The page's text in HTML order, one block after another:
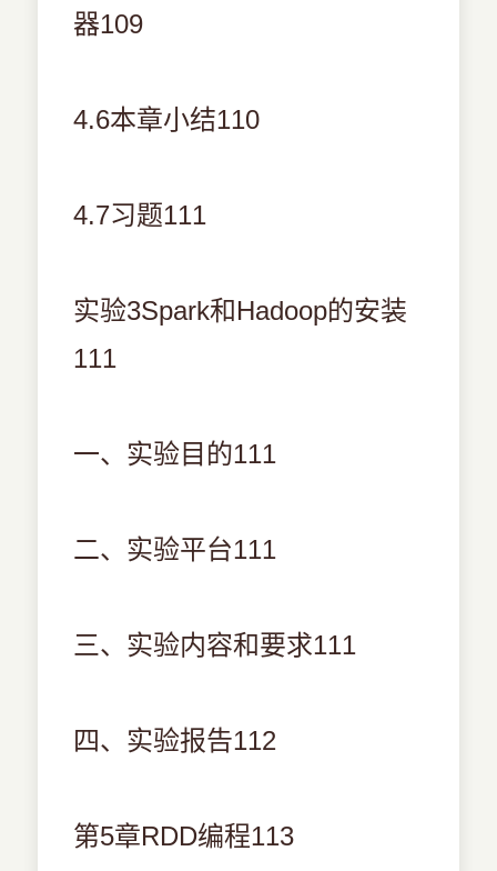
器109
4.6本章小结110
4.7习题111
实验3Spark和Hadoop的安装
111
一、实验目的111
二、实验平台111
三、实验内容和要求111
四、实验报告112
第5章RDD编程113